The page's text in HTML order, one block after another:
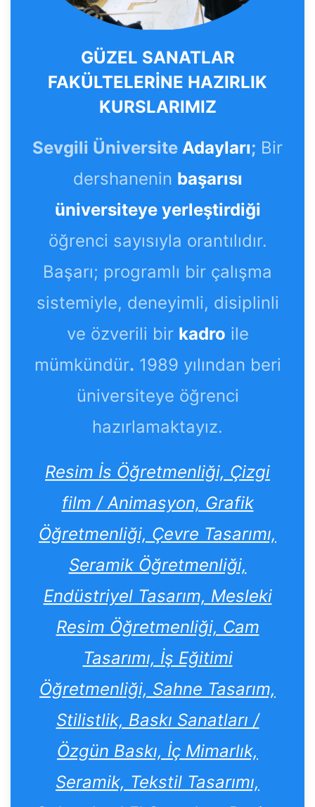
GÜZEL SANATLAR
FAKÜLTELERİNE HAZIRLIK
KURSLARIMIZ
Sevgili Üniversite Adayları; Bir
dershanenin başarısı
üniversiteye yerleştirdiği
öğrenci sayısıyla orantılıdır.
Başarı; programlı bir çalışma
sistemiyle, deneyimli, disiplinli
ve özverili bir kadro ile
mümkündür. 1989 yılından beri
üniversiteye öğrenci
hazırlamaktayız.
Resim İs Öğretmenliği, Çizgi
film / Animasyon, Grafik
Öğretmenliği, Çevre Tasarımı,
Seramik Öğretmenliği,
Endüstriyel Tasarım, Mesleki
Resim Öğretmenliği, Cam
Tasarımı, İş Eğitimi
Öğretmenliği, Sahne Tasarım,
Stilistlik, Baskı Sanatları /
Özgün Baskı, İç Mimarlık,
Seramik, Tekstil Tasarımı,